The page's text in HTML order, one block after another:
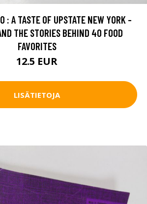
: A TASTE OF UPSTATE NEW YORK -
THE STORIES BEHIND 40 FOOD
FAVORITES
12.5 EUR
LISÄTIETOJA